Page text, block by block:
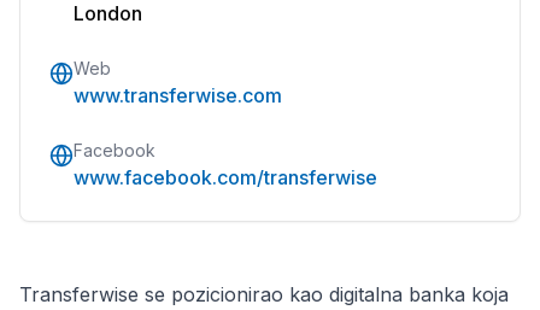
London
Web
www.transferwise.com
Facebook
www.facebook.com/transferwise
Transferwise se pozicionirao kao digitalna banka koja